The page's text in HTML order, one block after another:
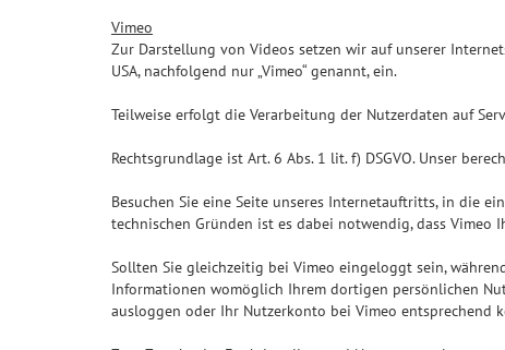
Vimeo
Zur Darstellung von Videos setzen wir auf unserer
USA, nachfolgend nur „Vimeo“ genannt, ein.
Teilweise erfolgt die Verarbeitung der Nutzerdaten auf
Rechtsgrundlage ist Art. 6 Abs. 1 lit. f) DSGVO. Unser
Besuchen Sie eine Seite unseres Internetauftritts, in die
technischen Gründen ist es dabei notwendig, dass Vimeo
Sollten Sie gleichzeitig bei Vimeo eingeloggt sein,
Informationen womöglich Ihrem dortigen persönlichen
ausloggen oder Ihr Nutzerkonto bei Vimeo entsprechend